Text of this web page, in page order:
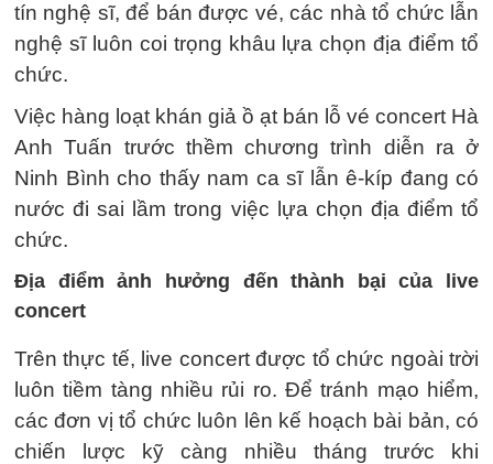
tín nghệ sĩ, để bán được vé, các nhà tổ chức lẫn
nghệ sĩ luôn coi trọng khâu lựa chọn địa điểm tổ
chức.
Việc hàng loạt khán giả ồ ạt bán lỗ vé concert Hà
Anh Tuấn trước thềm chương trình diễn ra ở
Ninh Bình cho thấy nam ca sĩ lẫn ê-kíp đang có
nước đi sai lầm trong việc lựa chọn địa điểm tổ
chức.
Địa điểm ảnh hưởng đến thành bại của live
concert
Trên thực tế, live concert được tổ chức ngoài trời
luôn tiềm tàng nhiều rủi ro. Để tránh mạo hiểm,
các đơn vị tổ chức luôn lên kế hoạch bài bản, có
chiến lược kỹ càng nhiều tháng trước khi